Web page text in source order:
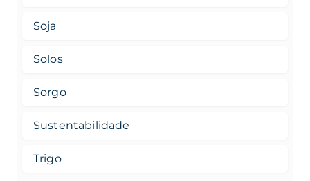
Soja
Solos
Sorgo
Sustentabilidade
Trigo